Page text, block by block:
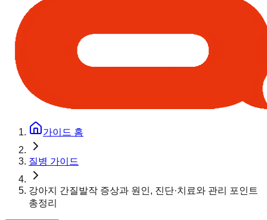
가이드 홈
질병 가이드
강아지 간질발작 증상과 원인, 진단·치료와 관리 포인트
총정리